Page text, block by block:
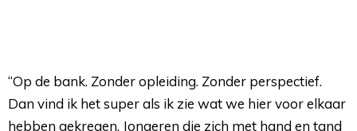
“Op de bank. Zonder opleiding. Zonder perspectief.
Dan vind ik het super als ik zie wat we hier voor elkaar
hebben gekregen. Jongeren die zich met hand en tand